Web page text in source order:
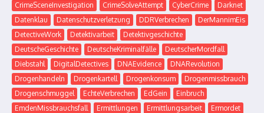
CrimeSceneInvestigation
CrimeSolveAttempt CyberCrime
Darknet
Datenklau
Datenschutzverletzung DDRVerbrechen
DerMannimEis
DetectiveWork
Detektivarbeit
Detektivgeschichte
DeutscheGeschichte
DeutscheKriminalfälle
DeutscherMordfall
Diebstahl
DigitalDetectives DNAEvidence
DNARevolution
Drogenhandeln
Drogenkartell Drogenkonsum
Drogenmissbrauch
Drogenschmuggel
EchteVerbrechen EdGein
Einbruch
EmdenMissbrauchsfall
Ermittlungen Ermittlungsarbeit
Ermordet